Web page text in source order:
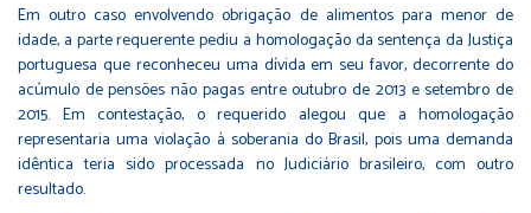
Em outro caso envolvendo obrigação de alimentos para menor de
idade, a parte requerente pediu a homologação da sentença da Justiça
portuguesa que reconheceu uma dívida em seu favor, decorrente do
acúmulo de pensões não pagas entre outubro de 2013 e setembro de
2015. Em contestação, o requerido alegou que a homologação
representaria uma violação à soberania do Brasil, pois uma demanda
idêntica teria sido processada no Judiciário brasileiro, com outro
resultado.